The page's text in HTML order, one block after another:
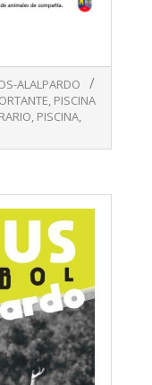
ALALPARDO
, PISCINA
, PISCINA,